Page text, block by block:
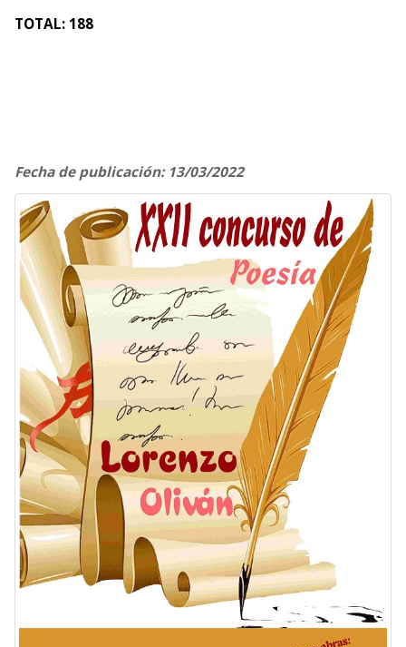
TOTAL: 188
Fecha de publicación: 13/03/2022